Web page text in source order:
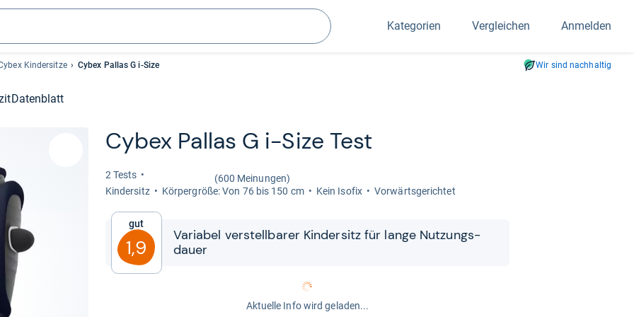
Suchen
Kategorien Vergleichen Anmelden
Kindersitze Cybex Pallas G i-Size Wir sind nachhaltig
Datenblatt
Cybex Pal­las G i-​Size Test
2 Tests
(600 Meinungen)
Kin­der­sitz
Kör­per­größe: Von 76 bis 150 cm Kein Iso­fix Vor­wärts­ge­rich­tet
Gut
1,9
Varia­bel ver­stell­ba­rer Kin­der­sitz für lange Nut­zungs­
dauer
Aktuelle Info wird geladen...